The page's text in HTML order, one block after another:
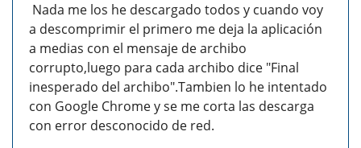
Nada me los he descargado todos y cuando voy
a descomprimir el primero me deja la aplicación
a medias con el mensaje de archibo
corrupto,luego para cada archibo dice "Final
inesperado del archibo".Tambien lo he intentado
con Google Chrome y se me corta las descarga
con error desconocido de red.